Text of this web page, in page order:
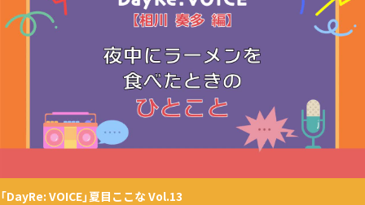
「DayRe: VOICE」夏目ここな Vol.13